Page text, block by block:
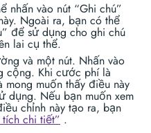
nhấn vào nút “Ghi chú”
Ngoài ra, bạn có thể
để sử dụng cho ghi chú
lai cụ thể.
và một nút. Nhấn vào
cộng. Khi cước phí là
mong muốn thấy điều này
dụng. Nếu bạn muốn xem
chỉnh này tạo ra, bạn
chi tiết”.